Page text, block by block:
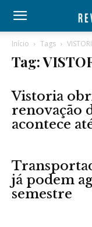
Início Tags
Tag:
Vistoria
renovação
acontece
já podem
semestre